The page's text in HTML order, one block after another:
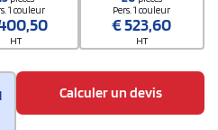
1 couleur
HT
Pers. 1 couleur
€523,60
HT
Calculer un devis